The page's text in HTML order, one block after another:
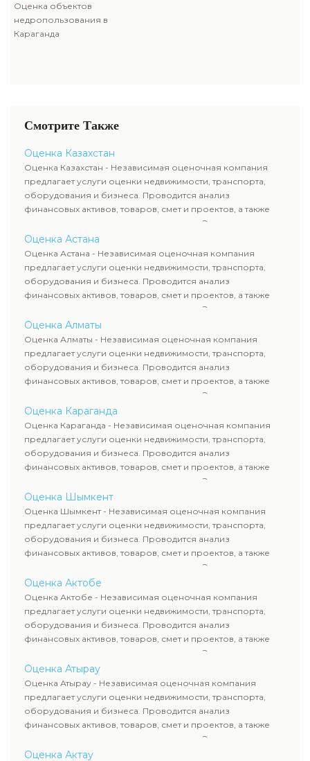
Оценка объектов
недропользования в
Караганда
Смотрите Также
Оценка Казахстан
Оценка Казахстан - Независимая оценочная компания
предлагает услуги оценки недвижимости, транспорта,
оборудования и бизнеса. Проводится анализ
финансовых активов, товаров, смет и проектов, а также
оценка животных и недропользования. Эксперты
определяют рыночную стоимость имущества и
рассчитывают ущерб. Все отчеты соответствуют
требованиям законодательства и используются для
сделок, кредитования и судебных процессов.
Оценка Астана
Оценка Астана - Независимая оценочная компания
предлагает услуги оценки недвижимости, транспорта,
оборудования и бизнеса. Проводится анализ
финансовых активов, товаров, смет и проектов, а также
оценка животных и недропользования. Эксперты
определяют рыночную стоимость имущества и
рассчитывают ущерб. Все отчеты соответствуют
требованиям законодательства и используются для
сделок, кредитования и судебных процессов.
Оценка Алматы
Оценка Алматы - Независимая оценочная компания
предлагает услуги оценки недвижимости, транспорта,
оборудования и бизнеса. Проводится анализ
финансовых активов, товаров, смет и проектов, а также
оценка животных и недропользования. Эксперты
определяют рыночную стоимость имущества и
рассчитывают ущерб. Все отчеты соответствуют
требованиям законодательства и используются для
сделок, кредитования и судебных процессов.
Оценка Караганда
Оценка Караганда - Независимая оценочная компания
предлагает услуги оценки недвижимости, транспорта,
оборудования и бизнеса. Проводится анализ
финансовых активов, товаров, смет и проектов, а также
оценка животных и недропользования. Эксперты
определяют рыночную стоимость имущества и
рассчитывают ущерб. Все отчеты соответствуют
требованиям законодательства и используются для
сделок, кредитования и судебных процессов.
Оценка Шымкент
Оценка Шымкент - Независимая оценочная компания
предлагает услуги оценки недвижимости, транспорта,
оборудования и бизнеса. Проводится анализ
финансовых активов, товаров, смет и проектов, а также
оценка животных и недропользования. Эксперты
определяют рыночную стоимость имущества и
рассчитывают ущерб. Все отчеты соответствуют
требованиям законодательства и используются для
сделок, кредитования и судебных процессов.
Оценка Актобе
Оценка Актобе - Независимая оценочная компания
предлагает услуги оценки недвижимости, транспорта,
оборудования и бизнеса. Проводится анализ
финансовых активов, товаров, смет и проектов, а также
оценка животных и недропользования. Эксперты
определяют рыночную стоимость имущества и
рассчитывают ущерб. Все отчеты соответствуют
требованиям законодательства и используются для
сделок, кредитования и судебных процессов.
Оценка Атырау
Оценка Атырау - Независимая оценочная компания
предлагает услуги оценки недвижимости, транспорта,
оборудования и бизнеса. Проводится анализ
финансовых активов, товаров, смет и проектов, а также
оценка животных и недропользования. Эксперты
определяют рыночную стоимость имущества и
Оценка Актау